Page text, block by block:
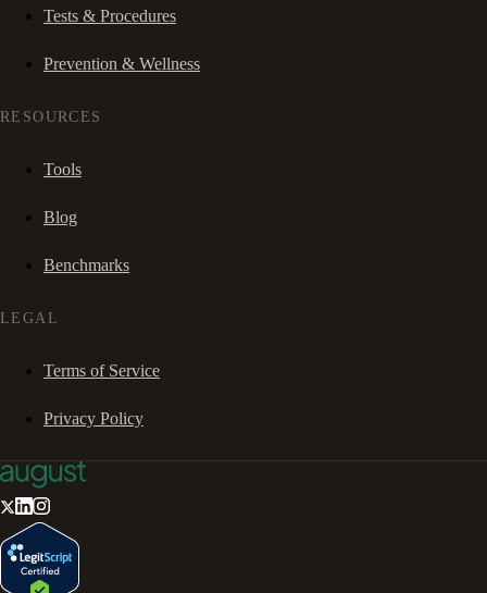
Tests & Procedures
Prevention & Wellness
RESOURCES
Tools
Blog
Benchmarks
LEGAL
Terms of Service
Privacy Policy